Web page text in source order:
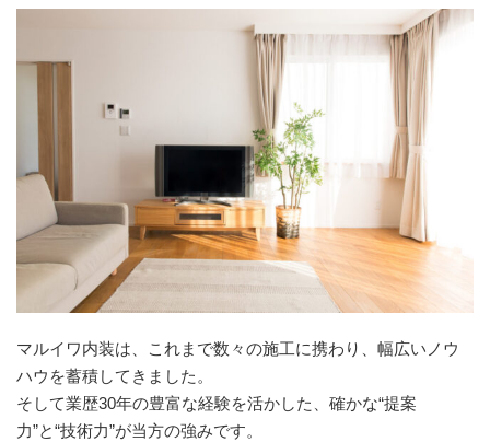
マルイワ内装は、これまで数々の施工に携わり、幅広いノウ
ハウを蓄積してきました。
そして業歴30年の豊富な経験を活かした、確かな“提案
力”と“技術力”が当方の強みです。